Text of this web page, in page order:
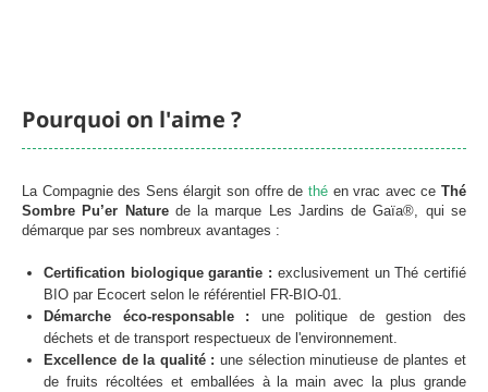
Chargement
Pourquoi on l'aime ?
La Compagnie des Sens élargit son offre de théen vrac avec ceThé
Sombre Pu’er Naturede la marque Les Jardins de Gaïa®, qui se
démarque par ses nombreux avantages :
Certification biologique garantie : exclusivement un Thé certifié
BIO par Ecocert selon le référentiel FR-BIO-01.
Démarche éco-responsable : une politique de gestion des
déchets et de transport respectueux de l'environnement.
Excellence de la qualité : une sélection minutieuse de plantes et
de fruits récoltées et emballées à la main avec la plus grande